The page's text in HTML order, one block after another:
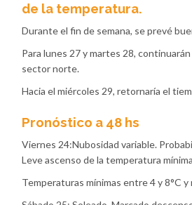
de la temperatura.
Durante el fin de semana, se prevé
Para lunes 27 y martes 28,
sector norte.
Hacia el miércoles 29, retornaría el
Pronóstico a 48 hs
Viernes 24:Nubosidad variable.
Leve ascenso de la temperatura
Temperaturas mínimas entre 4 y 8°C y